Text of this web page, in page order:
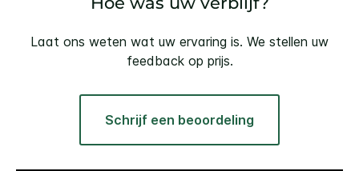
Laat ons weten wat uw ervaring is. We stellen uw
feedback op prijs.
Schrijf een beoordeling